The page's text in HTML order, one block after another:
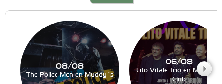
08/08
The Police Men en Muddy´s
06/08
Lito Vitale Trio en Muddy´s
Club